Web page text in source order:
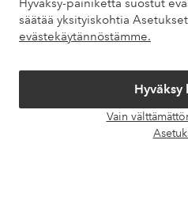
Hyväksy-painiketta suostut
säätää yksityiskohtia
evästekäytännöstämme.
Hyväksy
Vain
Palvelumme